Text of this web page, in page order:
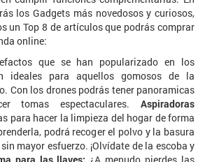
los Gadgets más novedosos y curiosos,
un Top 8 de artículos que podrás comprar
online:
que se han popularizado en los
ideales para aquellos gomosos de la
Con los drones podrás tener panoramicas
tomas espectaculares. Aspiradoras
para hacer la limpieza del hogar de forma
podrá recoger el polvo y la basura
mayor esfuerzo. ¡Olvídate de la escoba y